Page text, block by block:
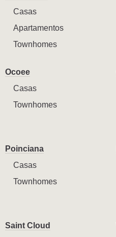
Casas
Apartamentos
Townhomes
Ocoee
Casas
Townhomes
Poinciana
Casas
Townhomes
Saint Cloud